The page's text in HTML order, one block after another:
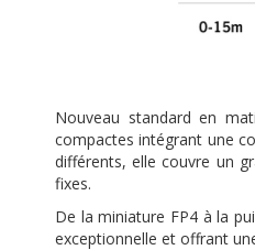
Nouveau standard en
compactes intégrant une
différents, elle couvre un
fixes.
De la miniature FP4 à la
exceptionnelle et offrant